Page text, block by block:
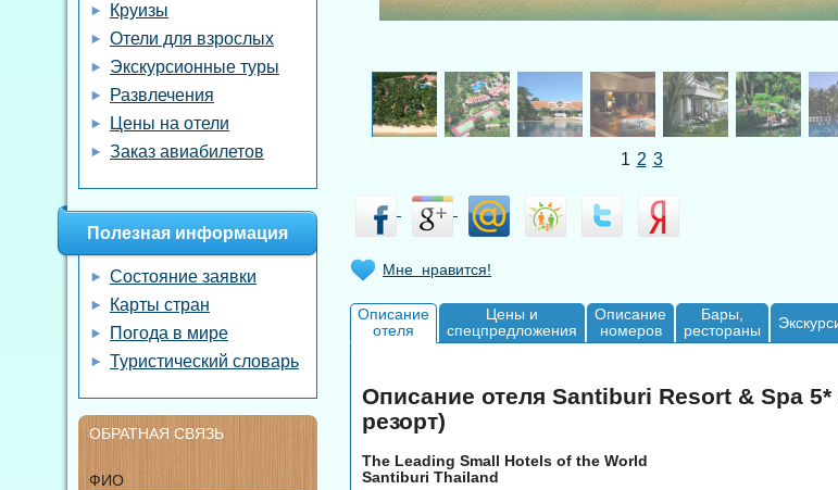
1 2 3
Мне нравится!
Описание
отеля
Цены и
спецпредложения
Описание
номеров
Бары,
рестораны
Описание отеля Santiburi Resort & Spa
резорт)
The Leading Small Hotels of the World
Santiburi Thailand
Круизы
Отели для взрослых
Экскурсионные туры
Развлечения
Цены на отели
Заказ авиабилетов
Полезная информация
Состояние заявки
Карты стран
Погода в мире
Туристический словарь
ОБРАТНАЯ СВЯЗЬ
ФИО